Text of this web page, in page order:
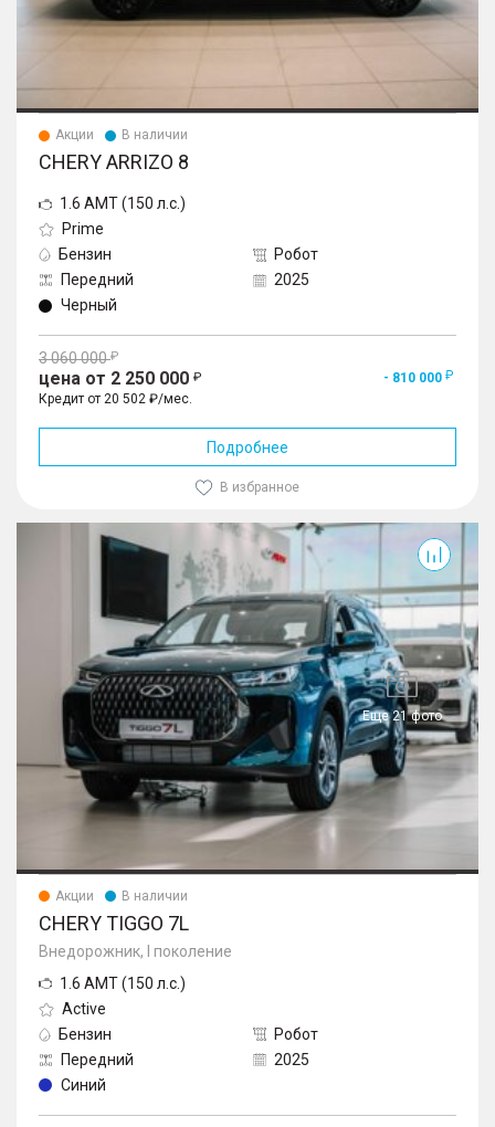
Акции В наличии
CHERY ARRIZO 8
1.6 AMT (150 л.с.)
Prime
Бензин
Робот
Передний
2025
Черный
3 060 000
цена от 2 250 000
- 810 000
Кредит от 20 502 ₽/мес.
Подробнее
В избранное
Еще 21 фото
Акции В наличии
CHERY TIGGO 7L
Внедорожник, I поколение
1.6 AMT (150 л.с.)
Active
Бензин
Робот
Передний
2025
Синий